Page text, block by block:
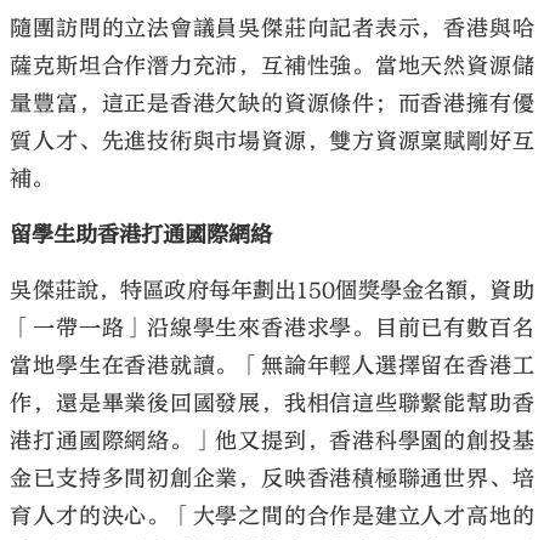
隨團訪問的立法會議員吳傑莊向記者表示，香港與哈
薩克斯坦合作潛力充沛，互補性強。當地天然資源儲
量豐富，這正是香港欠缺的資源條件；而香港擁有優
質人才、先進技術與市場資源，雙方資源稟賦剛好互
補。
留學生助香港打通國際網絡
吳傑莊說，特區政府每年劃出150個獎學金名額，資助
「一帶一路」沿線學生來香港求學。目前已有數百名
當地學生在香港就讀。「無論年輕人選擇留在香港工
作，還是畢業後回國發展，我相信這些聯繫能幫助香
港打通國際網絡。」他又提到，香港科學園的創投基
金已支持多間初創企業，反映香港積極聯通世界、培
育人才的決心。「大學之間的合作是建立人才高地的